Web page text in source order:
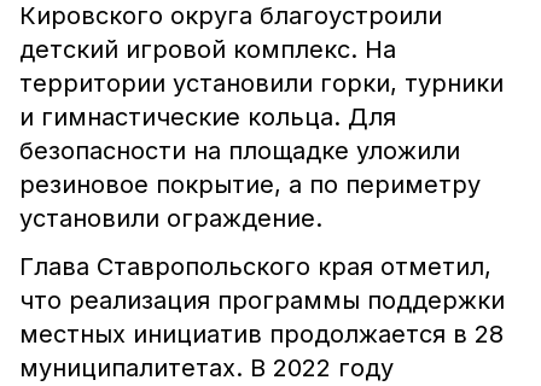
Кировского округа благоустроили
детский игровой комплекс. На
территории установили горки, турники
и гимнастические кольца. Для
безопасности на площадке уложили
резиновое покрытие, а по периметру
установили ограждение.
Глава Ставропольского края отметил,
что реализация программы поддержки
местных инициатив продолжается в 28
муниципалитетах. В 2022 году